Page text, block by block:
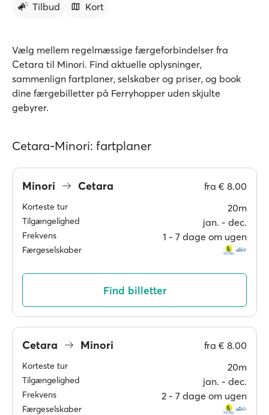
Tilbud
Kort
Vælg mellem regelmæssige færgeforbindelser fra
Cetara til Minori. Find aktuelle oplysninger,
sammenlign fartplaner, selskaber og priser, og book
dine færgebilletter på Ferryhopper uden skjulte
gebyrer.
Cetara-Minori: fartplaner
Minori Cetara fra € 8.00
Korteste tur 20m
Tilgængelighed jan. ‐ dec.
Frekvens 1 ‐ 7 dage om ugen
Færgeselskaber
Find billetter
Cetara Minori fra € 8.00
Korteste tur 20m
Tilgængelighed jan. ‐ dec.
Frekvens 2 ‐ 7 dage om ugen
Færgeselskaber